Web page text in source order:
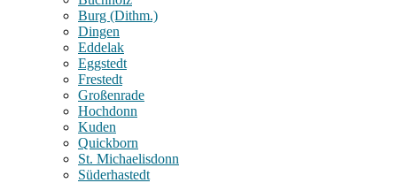
Burg (Dithm.)
Dingen
Eddelak
Eggstedt
Frestedt
Großenrade
Hochdonn
Kuden
Quickborn
St. Michaelisdonn
Süderhastedt